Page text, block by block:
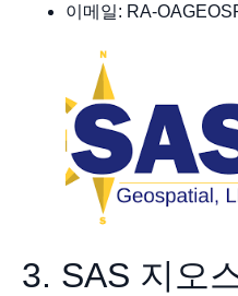
이메일: RA-
3. SAS 지오